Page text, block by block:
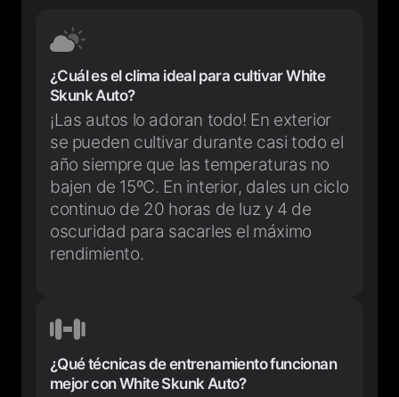
¿Cuál es el clima ideal para cultivar White
Skunk Auto?
¡Las autos lo adoran todo! En exterior
se pueden cultivar durante casi todo el
año siempre que las temperaturas no
bajen de 15ºC. En interior, dales un ciclo
continuo de 20 horas de luz y 4 de
oscuridad para sacarles el máximo
rendimiento.
¿Qué técnicas de entrenamiento funcionan
mejor con White Skunk Auto?